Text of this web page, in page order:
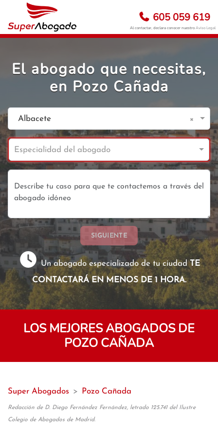
605 059 619
Al contactar, declara conocer nuestroAviso Legal
El abogado que necesitas,
en Pozo Cañada
Albacete ×
Especialidad del abogado
SIGUIENTE
Un abogado especializado de tu ciudadTE
CONTACTARÁ EN MENOS DE 1 HORA.
LOS MEJORES ABOGADOS DE
POZO CAÑADA
Super Abogados > Pozo Cañada
Redacción de D. Diego Fernández Fernández, letrado 125.741 del Ilustre
Colegio de Abogados de Madrid.